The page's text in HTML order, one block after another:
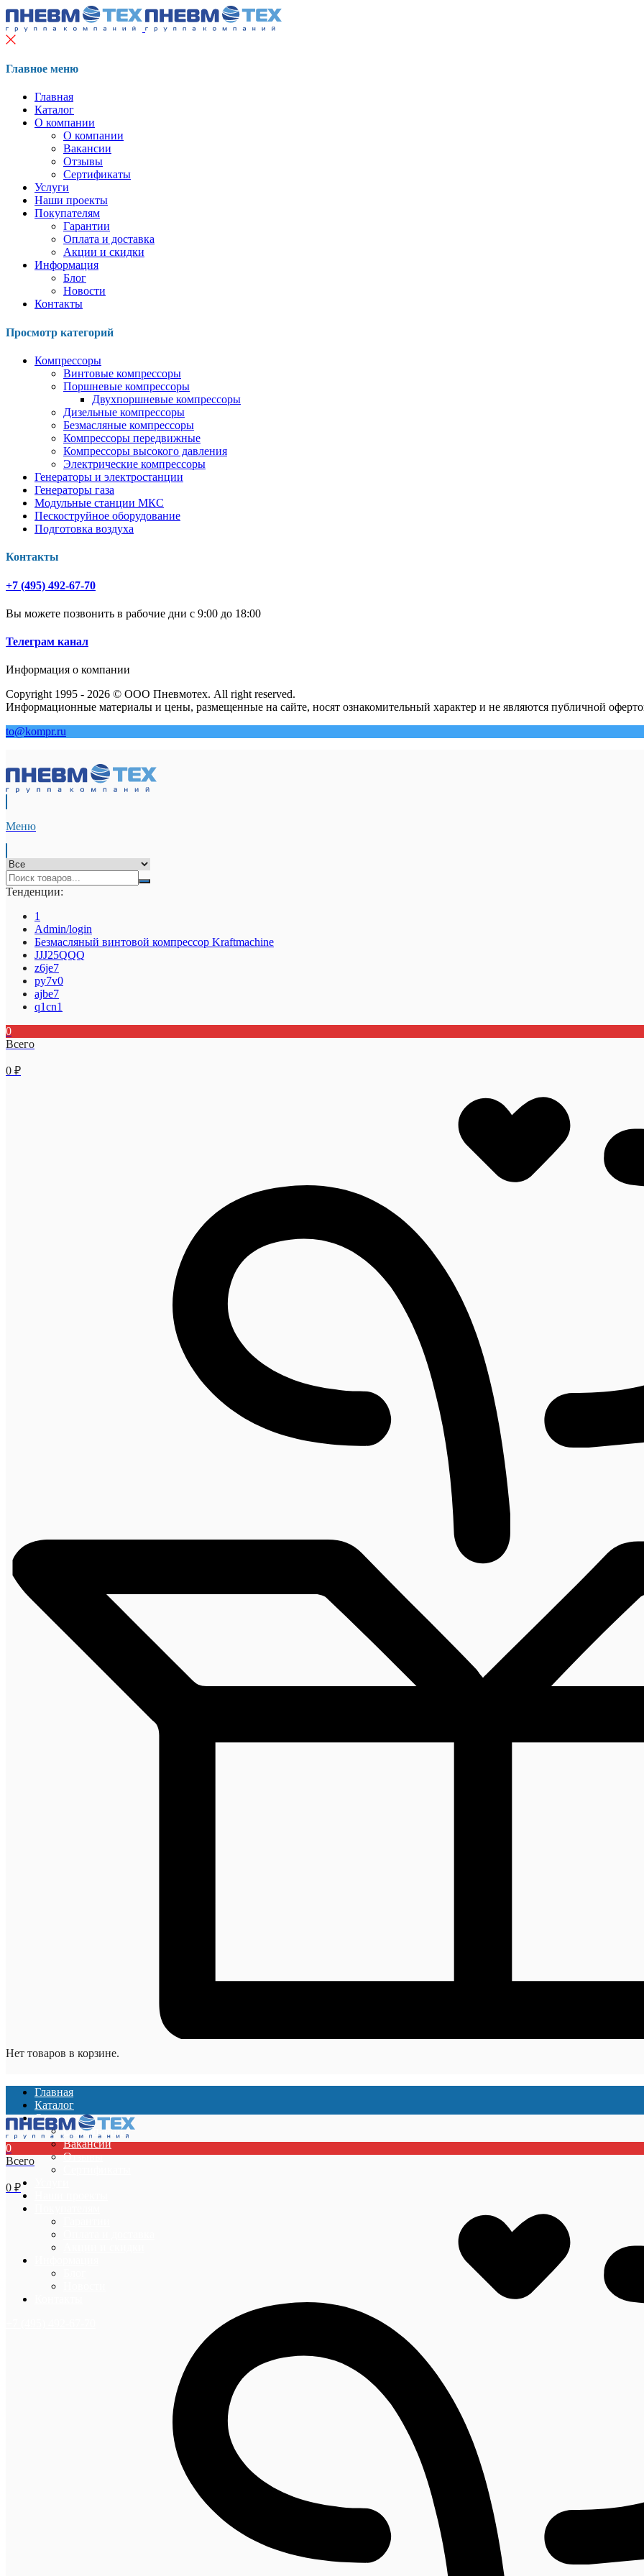
Главное меню
Главная
Каталог
О компании
О компании
Вакансии
Отзывы
Сертификаты
Услуги
Наши проекты
Покупателям
Гарантии
Оплата и доставка
Акции и скидки
Информация
Блог
Новости
Контакты
Просмотр категорий
Компрессоры
Винтовые компрессоры
Поршневые компрессоры
Двухпоршневые компрессоры
Дизельные компрессоры
Безмасляные компрессоры
Компрессоры передвижные
Компрессоры высокого давления
Электрические компрессоры
Генераторы и электростанции
Генераторы газа
Модульные станции МКС
Пескоструйное оборудование
Подготовка воздуха
Контакты
+7 (495) 492-67-70
Вы можете позвонить в рабочие дни с 9:00 до 18:00
Телеграм канал
Информация о компании
Copyright 1995 - 2026 © ООО Пневмотех. All right reserved.
Информационные материалы и цены, размещенные на сайте, носят ознакомительный характер и не являются публичной
to@kompr.ru
Меню
Тенденции:
1
Admin/login
Безмасляный винтовой компрессор Kraftmaсhine
JJJ25QQQ
z6je7
py7v0
ajbe7
q1cn1
0
Всего
0 ₽
Нет товаров в корзине.
Главная
Каталог
О компании
О компании
Вакансии
Отзывы
0
Всего
0 ₽